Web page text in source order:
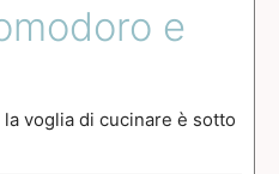
e
la voglia di cucinare è sotto